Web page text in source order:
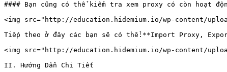
#### Bạn cũng có thể kiểm tra xem proxy có còn hoạt
<img src="http://education.hidemium.io/wp-content/
Tiếp theo ở đây các bạn sẽ có thể:**Import Proxy,
<img src="http://education.hidemium.io/wp-content/
II. Hướng Dẫn Chi Tiết